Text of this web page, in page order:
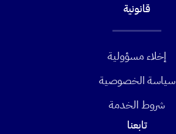
قانونية
إخلاء مسؤولية
سياسة الخصوصية
شروط الخدمة
تابعنا